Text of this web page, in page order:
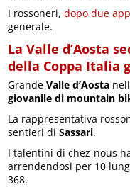
I rossoneri,dopo due
generale.
La Valle d’Aosta
della Coppa Italia
GrandeValle d’Aosta
giovanile di mountain
La rappresentativa
sentieri diSassari.
I talentini di chez-nous
arrendendosi per 10
368.